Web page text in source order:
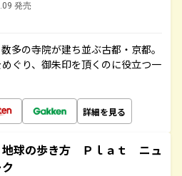
発売
多の寺院が建ち並ぶ古都・京都。
ぐり、御朱印を頂くのに役立つ一
詳細を見る
球の歩き方 Ｐｌａｔ ニュ